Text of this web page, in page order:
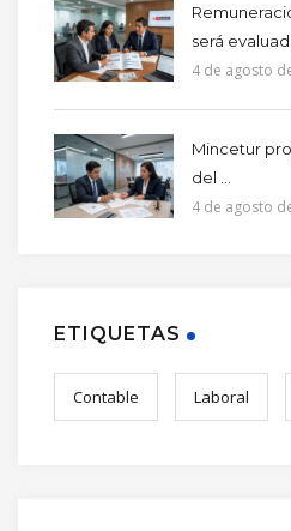
será evaluada
4 de agosto
Mincetur
del ...
4 de agosto
ETIQUETAS
Contable Laboral